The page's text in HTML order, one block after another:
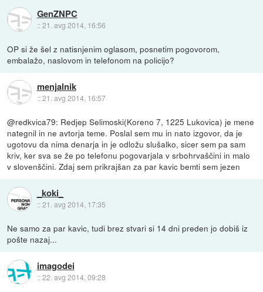
GenZNPC
::21. avg 2014, 16:56
OP si že šel z natisnjenim oglasom, posnetim pogovorom,
embalažo, naslovom in telefonom na policijo?
menjalnik
::21. avg 2014, 16:57
@redkvica79: Redjep Selimoski(Koreno 7, 1225 Lukovica) je mene
nategnil in ne avtorja teme. Poslal sem mu in nato izgovor, da je
ugotovu da nima denarja in je odložu slušalko, sicer sem pa sam
kriv, ker sva se že po telefonu pogovarjala v srbohrvaščini in malo
v slovenščini. Zdaj sem prikrajšan za par kavic bemti sem jezen
_koki_
::21. avg 2014, 17:35
Ne samo za par kavic, tudi brez stvari si 14 dni preden jo dobiš iz
pošte nazaj...
imagodei
::22. avg 2014, 09:28